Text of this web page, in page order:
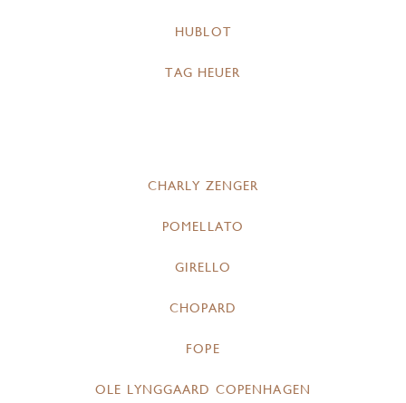
HUBLOT
TAG HEUER
CHARLY ZENGER
POMELLATO
GIRELLO
CHOPARD
FOPE
OLE LYNGGAARD COPENHAGEN